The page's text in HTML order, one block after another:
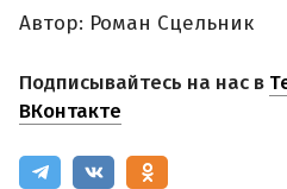
Автор: Роман Сцельник
Подписывайтесь на нас в
ВКонтакте